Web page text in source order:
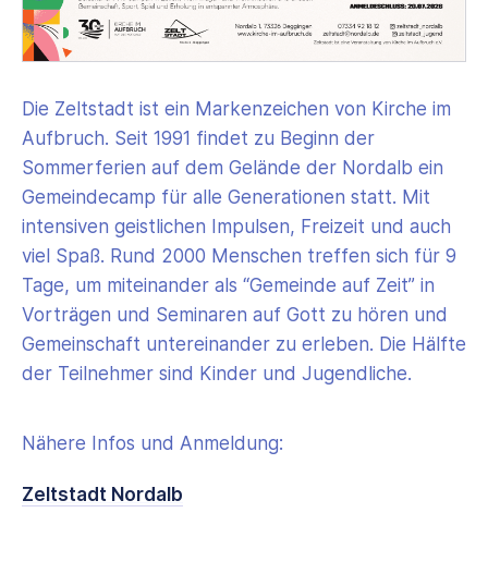
Die Zeltstadt ist ein Markenzeichen von Kirche im
Aufbruch. Seit 1991 findet zu Beginn der
Sommerferien auf dem Gelände der Nordalb ein
Gemeindecamp für alle Generationen statt. Mit
intensiven geistlichen Impulsen, Freizeit und auch
viel Spaß. Rund 2000 Menschen treffen sich für 9
Tage, um miteinander als “Gemeinde auf Zeit” in
Vorträgen und Seminaren auf Gott zu hören und
Gemeinschaft untereinander zu erleben. Die Hälfte
der Teilnehmer sind Kinder und Jugendliche.
Nähere Infos und Anmeldung:
Zeltstadt Nordalb